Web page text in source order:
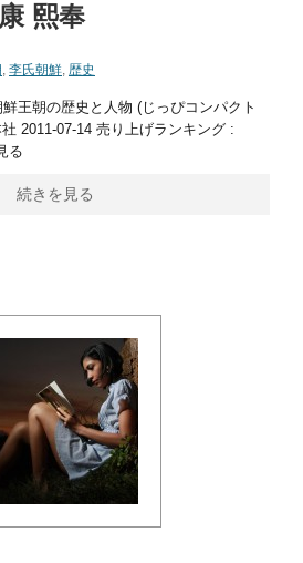
熙奉
, 李氏朝鮮, 歴史
王朝の歴史と人物 (じっぴコンパクト
2011-07-14 売り上げランキング :
る
続きを見る